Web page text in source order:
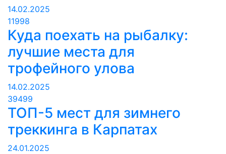
14.02.2025
11998
Куда поехать на рыбалку:
лучшие места для
трофейного улова
14.02.2025
39499
ТОП-5 мест для зимнего
треккинга в Карпатах
24.01.2025